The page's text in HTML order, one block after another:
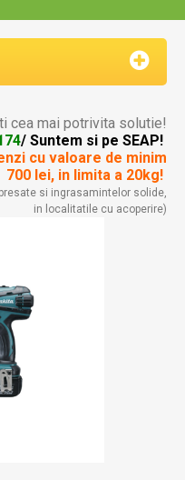
cea mai potrivita solutie!
/ Suntem si pe SEAP!
cu valoare de minim
700 lei, in limita a 20kg!
si ingrasamintelor solide,
in localitatile cu acoperire)